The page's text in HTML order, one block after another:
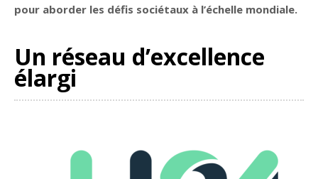
pour aborder les défis sociétaux à l’échelle mondiale.
Un réseau d’excellence
élargi